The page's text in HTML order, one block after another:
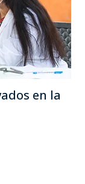
en la